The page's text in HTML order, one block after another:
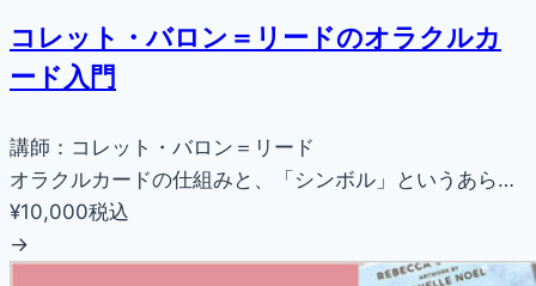
コレット・バロン＝リードのオラクルカ
ード入門
講師：コレット・バロン＝リード
オラクルカードの仕組みと、「シンボル」というあら…
¥10,000税込
→